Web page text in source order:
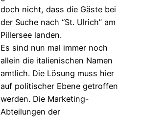
doch nicht, dass die Gäste bei
der Suche nach “St. Ulrich” am
Pillersee landen.
Es sind nun mal immer noch
allein die italienischen Namen
amtlich. Die Lösung muss hier
auf politischer Ebene getroffen
werden. Die Marketing-
Abteilungen der